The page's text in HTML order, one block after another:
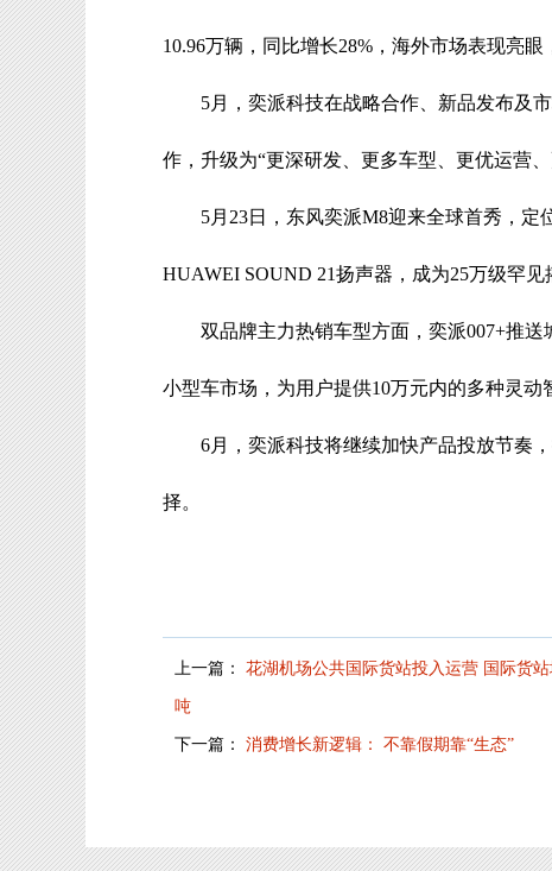
10.96万辆，同比增长28%，海外市场表现亮眼
5月，奕派科技在战略合作、新品发布及
作，升级为“更深研发、更多车型、更优运营
5月23日，东风奕派M8迎来全球首秀，定
HUAWEI SOUND 21扬声器，成为25万级罕
双品牌主力热销车型方面，奕派007+推
小型车市场，为用户提供10万元内的多种灵
6月，奕派科技将继续加快产品投放节奏
择。
上一篇： 花湖机场公共国际货站投入运营 国际货
吨
下一篇： 消费增长新逻辑： 不靠假期靠“生态”